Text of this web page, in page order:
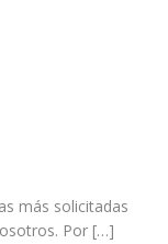
más solicitadas
Por […]